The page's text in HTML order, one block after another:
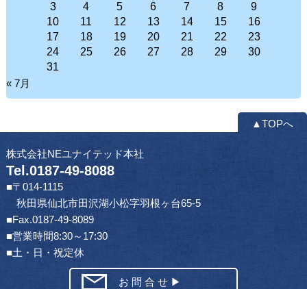
3
4 5 6 7 8
9
10
11 12 13 14 15
16
17
18 19 20 21 22
23
24
25 26 27 28 29
30
31
« 7月
▲TOPへ
株式会社NEユナイテッド本社
Tel.0187-49-8088
■〒014-1115
秋田県仙北市田沢湖小松字羽根ヶ台65-5
■Fax.0187-49-8089
■営業時間8:30～17:30
■土・日・祝定休
お 問 合 せ ▶